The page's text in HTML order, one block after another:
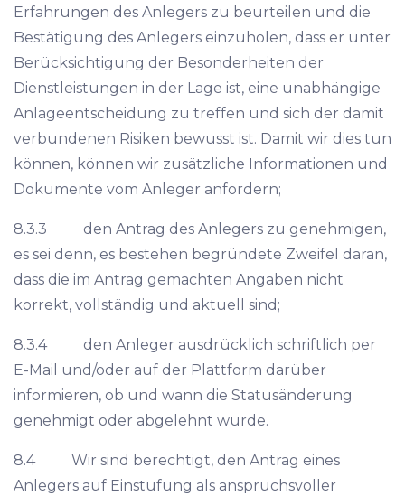
Erfahrungen des Anlegers zu beurteilen und die
Bestätigung des Anlegers einzuholen, dass er unter
Berücksichtigung der Besonderheiten der
Dienstleistungen in der Lage ist, eine unabhängige
Anlageentscheidung zu treffen und sich der damit
verbundenen Risiken bewusst ist. Damit wir dies tun
können, können wir zusätzliche Informationen und
Dokumente vom Anleger anfordern;
8.3.3 den Antrag des Anlegers zu genehmigen,
es sei denn, es bestehen begründete Zweifel daran,
dass die im Antrag gemachten Angaben nicht
korrekt, vollständig und aktuell sind;
8.3.4 den Anleger ausdrücklich schriftlich per
E-Mail und/oder auf der Plattform darüber
informieren, ob und wann die Statusänderung
genehmigt oder abgelehnt wurde.
8.4 Wir sind berechtigt, den Antrag eines
Anlegers auf Einstufung als anspruchsvoller